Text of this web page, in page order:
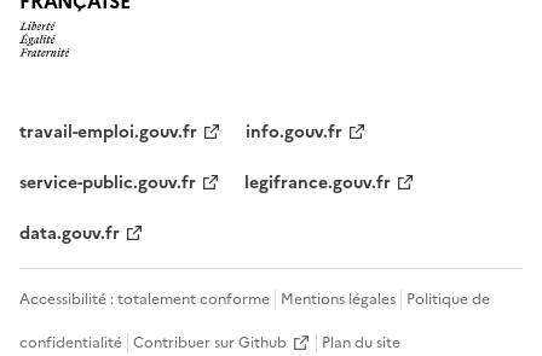
travail-emploi.gouv.fr
info.gouv.fr
service-public.gouv.fr
legifrance.gouv.fr
data.gouv.fr
Accessibilité : totalement conforme Mentions légales Politique de
confidentialité Contribuer sur Github Plan du site